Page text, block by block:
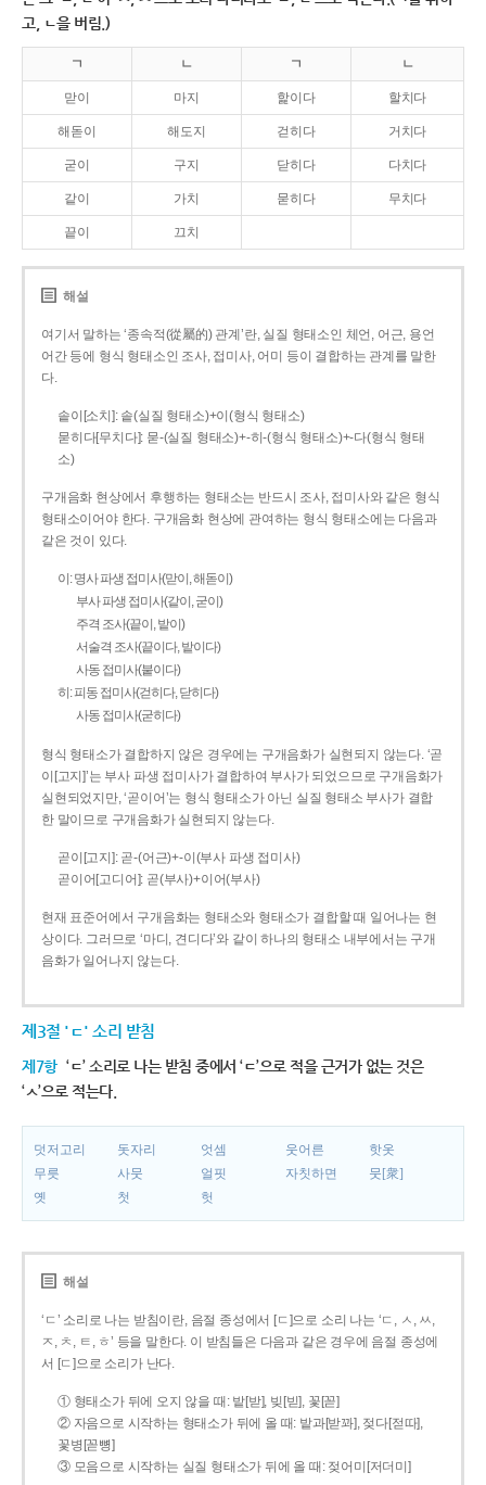
고, ㄴ을 버림.)
ㄱ ㄴ ㄱ ㄴ
맏이 마지 핥이다 할치다
해돋이 해도지 걷히다 거치다
굳이 구지 닫히다 다치다
같이 가치 묻히다 무치다
끝이 끄치
해설
여기서 말하는 ‘종속적(從屬的) 관계’란, 실질 형태소인 체언, 어근, 용언
어간 등에 형식 형태소인 조사, 접미사, 어미 등이 결합하는 관계를 말한
다.
솥이[소치]: 솥(실질 형태소)+이(형식 형태소)
묻히다[무치다]: 묻­-(실질 형태소)+­-히­-(형식 형태소)+-다(형식 형태
소)
구개음화 현상에서 후행하는 형태소는 반드시 조사, 접미사와 같은 형식
형태소이어야 한다. 구개음화 현상에 관여하는 형식 형태소에는 다음과
같은 것이 있다.
이: 명사 파생 접미사(맏이, 해돋이)
부사 파생 접미사(같이, 굳이)
주격 조사(끝이, 밭이)
서술격 조사(끝이다, 밭이다)
사동 접미사(붙이다)
히: 피동 접미사(걷히다, 닫히다)
사동 접미사(굳히다)
형식 형태소가 결합하지 않은 경우에는 구개음화가 실현되지 않는다. ‘곧
이[고지]’는 부사 파생 접미사가 결합하여 부사가 되었으므로 구개음화가
실현되었지만, ‘곧이어’는 형식 형태소가 아닌 실질 형태소 부사가 결합
한 말이므로 구개음화가 실현되지 않는다.
곧이[고지]: 곧-­(어근)+­-이(부사 파생 접미사)
곧이어[고디어]: 곧(부사)+이어(부사)
현재 표준어에서 구개음화는 형태소와 형태소가 결합할 때 일어나는 현
상이다. 그러므로 ‘마디, 견디다’와 같이 하나의 형태소 내부에서는 구개
음화가 일어나지 않는다.
제3절 'ㄷ' 소리 받침
제7항 ‘ㄷ’ 소리로 나는 받침 중에서 ‘ㄷ’으로 적을 근거가 없는 것은
‘ㅅ’으로 적는다.
덧저고리 돗자리 엇셈 웃어른
핫옷
무릇
사뭇 얼핏 자칫하면
뭇[衆]
옛
첫 헛
해설
‘ㄷ’ 소리로 나는 받침이란, 음절 종성에서 [ㄷ]으로 소리 나는 ‘ㄷ, ㅅ, ㅆ,
ㅈ, ㅊ, ㅌ, ㅎ’ 등을 말한다. 이 받침들은 다음과 같은 경우에 음절 종성에
서 [ㄷ]으로 소리가 난다.
① 형태소가 뒤에 오지 않을 때: 밭[받], 빚[빋], 꽃[꼳]
② 자음으로 시작하는 형태소가 뒤에 올 때: 밭과[받꽈], 젖다[젇따],
꽃병[꼳뼝]
③ 모음으로 시작하는 실질 형태소가 뒤에 올 때: 젖어미[저더미]